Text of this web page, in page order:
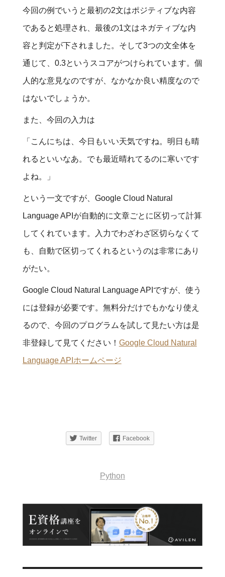
今回の例でいうと最初の2文はポジティブな内容
であると処理され、最後の1文はネガティブな内
容と判定が下されました。そして3つの文全体を
通じて、0.3というスコアがつけられています。個
人的な意見なのですが、なかなか良い精度なので
はないでしょうか。
また、今回の入力は
「こんにちは、今日もいい天気ですね。明日も晴
れるといいなあ。でも最近晴れてるのに寒いです
よね。」
という一文ですが、Google Cloud Natural
Language APIが自動的に文章ごとに区切って計算
してくれています。入力でわざわざ区切らなくて
も、自動で区切ってくれるというのは非常にあり
がたい。
Google Cloud Natural Language APIですが、使う
には登録が必要です。無料分だけでもかなり使え
るので、今回のプログラムを試して見たい方は是
非登録して見てください！ Google Cloud Natural
Language APIホームページ
Twitter Facebook
Python